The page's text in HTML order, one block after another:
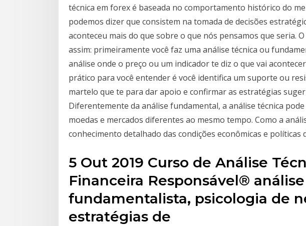
técnica em forex é baseada no comportamento histórico do
podemos dizer que consistem na tomada de decisões
aconteceu mais do que sobre o que nós pensamos que seria.
assim: primeiramente você faz uma análise técnica ou
análise onde o preço ou um indicador te diz o que vai
prático para você entender é você identifica um suporte ou
martelo que te para dar apoio e confirmar as estratégias
Diferentemente da análise fundamental, a análise técnica
moedas e mercados diferentes ao mesmo tempo. Como a
conhecimento detalhado das condições econômicas e políticas
5 Out 2019 Curso de Análise
Financeira Responsável® análise
fundamentalista, psicologia de
estratégias de